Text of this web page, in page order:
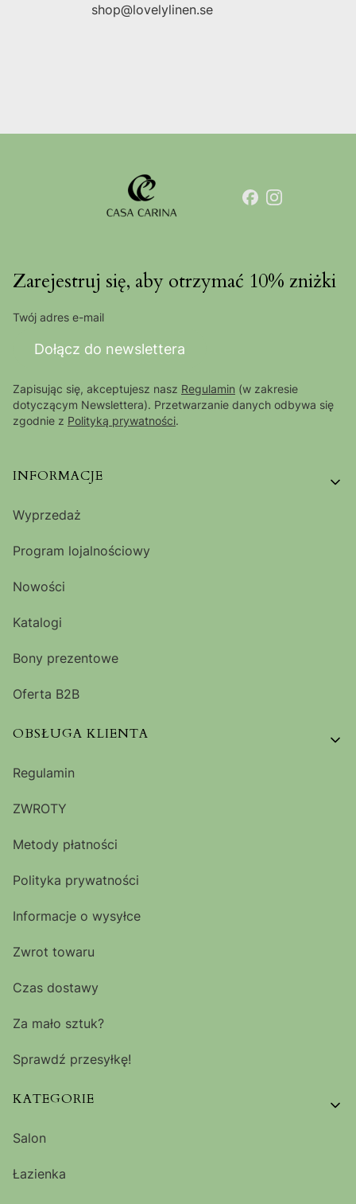
shop@lovelylinen.se
Zarejestruj się, aby otrzymać 10% zniżki
Twój adres e-mail
Dołącz do newslettera
Zapisując się, akceptujesz nasz Regulamin (w zakresie
dotyczącym Newslettera). Przetwarzanie danych odbywa się
zgodnie z Polityką prywatności.
Linki w stopce
INFORMACJE
Wyprzedaż
Program lojalnościowy
Nowości
Katalogi
Bony prezentowe
Oferta B2B
OBSŁUGA KLIENTA
Regulamin
ZWROTY
Metody płatności
Polityka prywatności
Informacje o wysyłce
Zwrot towaru
Czas dostawy
Za mało sztuk?
Sprawdź przesyłkę!
KATEGORIE
Salon
Łazienka